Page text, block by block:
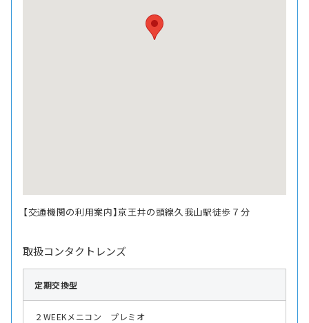
【交通機関の利用案内】京王井の頭線久我山駅徒歩７分
取扱コンタクトレンズ
定期交換型
２WEEKメニコン プレミオ